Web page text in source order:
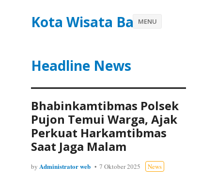
Kota Wisata Batu
Headline News
MENU
Bhabinkamtibmas Polsek
Pujon Temui Warga, Ajak
Perkuat Harkamtibmas
Saat Jaga Malam
by Administrator web 7 Oktober 2025 News